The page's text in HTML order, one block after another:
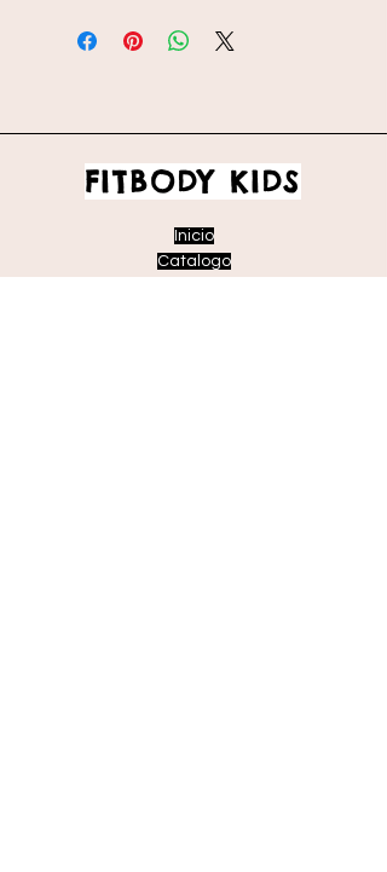
FITBODY KIDS
Inicio
Catalogo